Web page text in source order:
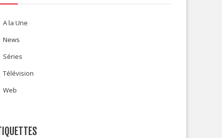
A la Une
News
Séries
Télévision
Web